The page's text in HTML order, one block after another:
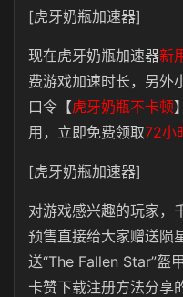
[虎牙奶瓶加速器]
现在虎牙奶瓶加速器新
费游戏加速时长，另外
口令【虎牙奶瓶不卡顿
用，立即免费领取72小
[虎牙奶瓶加速器]
对游戏感兴趣的玩家，
预售直接给大家赠送陨
送“The Fallen Star”盔
卡赞下载注册方法分享